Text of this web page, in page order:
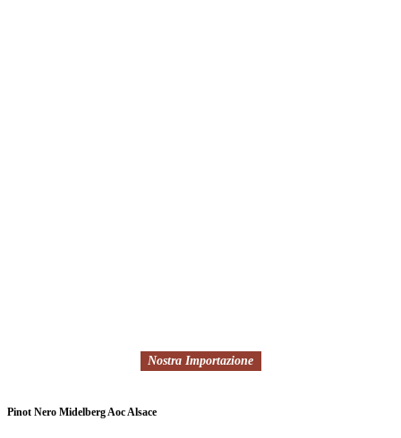
Nostra Importazione
Pinot Nero Midelberg Aoc Alsace